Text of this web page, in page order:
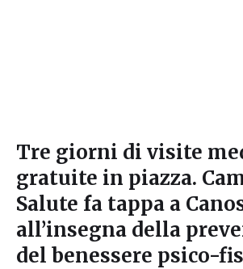
Tre giorni di visite
gratuite in piazza.
Salute fa tappa a
all’insegna della
del benessere psico-